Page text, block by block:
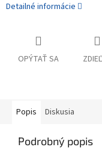
Detailné informácie
OPÝTAŤ SA
Popis Diskusia
Podrobný popis